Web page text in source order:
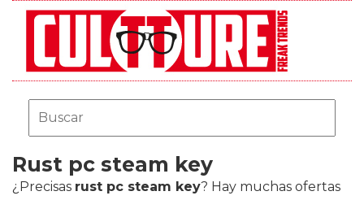
Rust pc steam key
¿Precisas rust pc steam key? Hay muchas ofertas